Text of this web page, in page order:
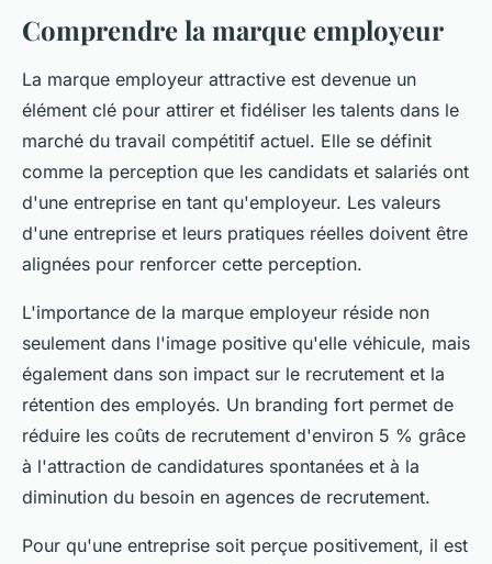
Comprendre la marque employeur
La marque employeur attractive est devenue un
élément clé pour attirer et fidéliser les talents dans le
marché du travail compétitif actuel. Elle se définit
comme la perception que les candidats et salariés ont
d'une entreprise en tant qu'employeur. Les valeurs
d'une entreprise et leurs pratiques réelles doivent être
alignées pour renforcer cette perception.
L'importance de la marque employeur réside non
seulement dans l'image positive qu'elle véhicule, mais
également dans son impact sur le recrutement et la
rétention des employés. Un branding fort permet de
réduire les coûts de recrutement d'environ 5 % grâce
à l'attraction de candidatures spontanées et à la
diminution du besoin en agences de recrutement.
Pour qu'une entreprise soit perçue positivement, il est